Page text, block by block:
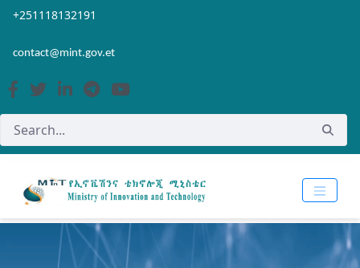
Skip to Main Content
Open Accessibility Menu
+251118132191
contact@mint.gov.et